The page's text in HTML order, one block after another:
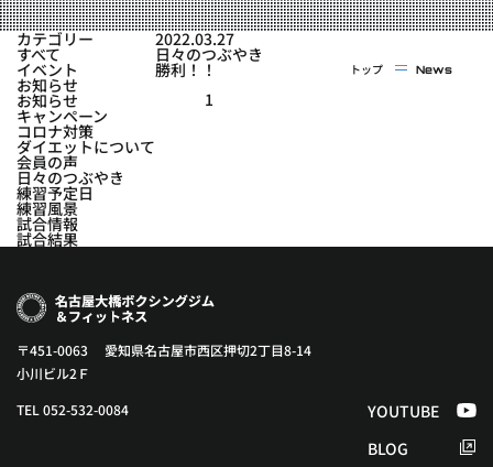
料金システム
選手紹介
よくある質問
フィットネスコース
料金システム
ビフォーアフター
YOUTUBE BLOG
トップ News
カテゴリー
すべて
イベント
お知らせ
お知らせ
キャンペーン
コロナ対策
ダイエットについて
会員の声
日々のつぶやき
練習予定日
練習風景
試合情報
試合結果
2022.03.27
日々のつぶやき
勝利！！
1
〒451-0063 愛知県名古屋市西区押切2丁目8-14
小川ビル2Ｆ
TEL 052-532-0084
YOUTUBE
BLOG